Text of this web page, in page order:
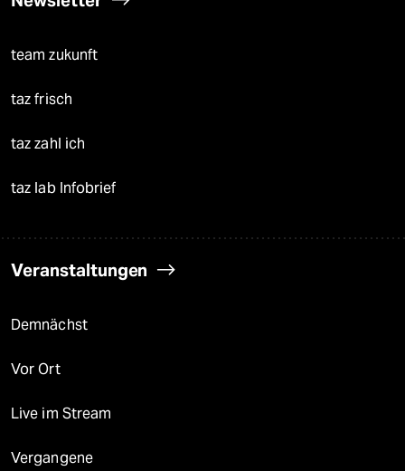
team zukunft
taz frisch
taz zahl ich
taz lab Infobrief
Veranstaltungen
Demnächst
Vor Ort
Live im Stream
Vergangene